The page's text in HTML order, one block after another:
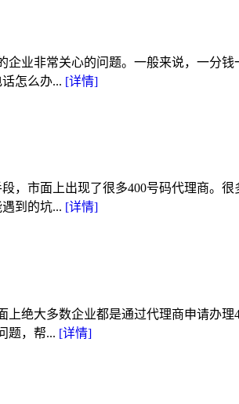
企业非常关心的问题。一般来说，一分
怎么办... [详情]
，市面上出现了很多400号码代理商。
到的坑... [详情]
绝大多数企业都是通过代理商申请办
题，帮... [详情]